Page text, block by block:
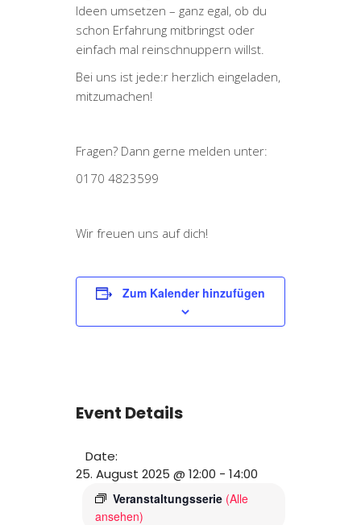
Ideen umsetzen – ganz egal, ob du
schon Erfahrung mitbringst oder
einfach mal reinschnuppern willst.
Bei uns ist jede:r herzlich eingeladen,
mitzumachen!
Fragen? Dann gerne melden unter:
0170 4823599
Wir freuen uns auf dich!
Zum Kalender hinzufügen
Event Details
Date:
25. August 2025 @ 12:00 - 14:00
Veranstaltungsserie (Alle
ansehen)